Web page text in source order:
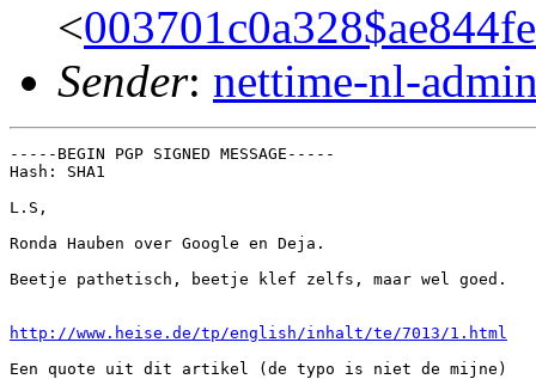
<
Sender: nettime-nl-
-----BEGIN PGP SIGNED MESSAGE-----
Hash: SHA1
L.S,
Ronda Hauben over Google en Deja.
Beetje pathetisch, beetje klef zelfs, maar wel goed.
http://www.heise.de/tp/english/inhalt/te/7013/1.html
Een quote uit dit artikel (de typo is niet de mijne)